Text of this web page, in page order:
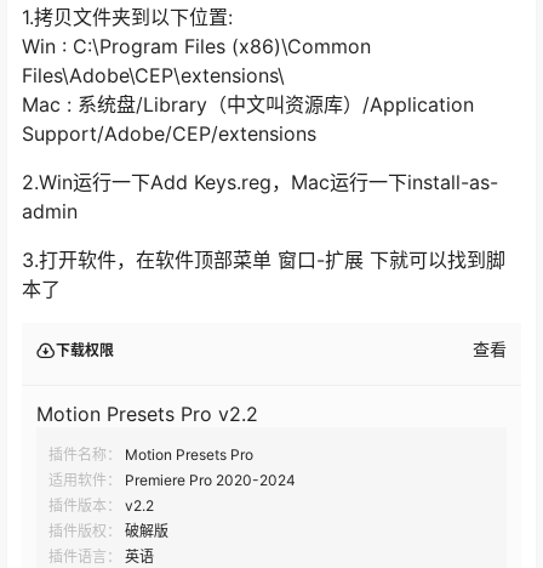
1.拷贝文件夹到以下位置:
Win : C:\Program Files (x86)\Common
Files\Adobe\CEP\extensions\
Mac : 系统盘/Library（中文叫资源库）/Application
Support/Adobe/CEP/extensions
2.Win运行一下Add Keys.reg，Mac运行一下install-as-
admin
3.打开软件，在软件顶部菜单 窗口-扩展 下就可以找到脚
本了
下载权限 查看
Motion Presets Pro v2.2
插件名称：
Motion Presets Pro
适用软件：
Premiere Pro 2020-2024
插件版本：
v2.2
插件版权：
破解版
插件语言：
英语